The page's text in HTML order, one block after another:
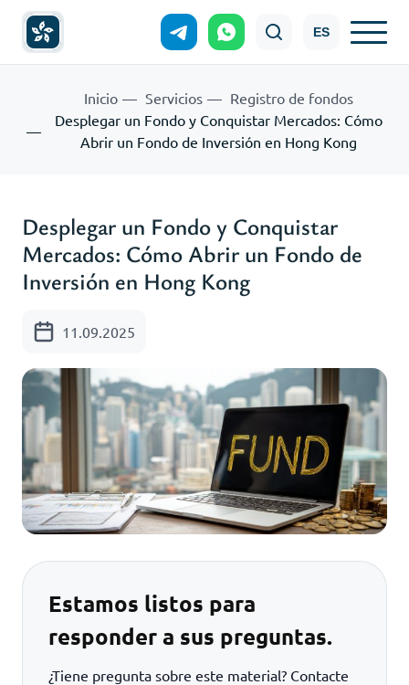
ES
Inicio Servicios
Registro de fondos
Desplegar un Fondo y Conquistar Mercados: Cómo
Abrir un Fondo de Inversión en Hong Kong
Desplegar un Fondo y Conquistar
Mercados: Cómo Abrir un Fondo de
Inversión en Hong Kong
11.09.2025
Estamos listos para
responder a sus preguntas.
¿Tiene pregunta sobre este material? Contacte